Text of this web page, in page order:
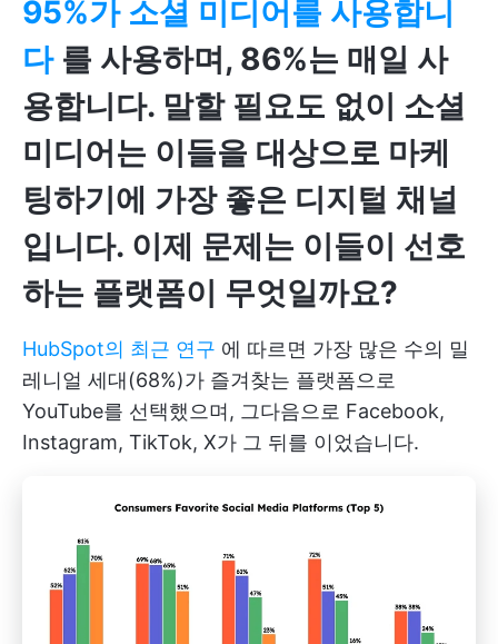
95%가 소셜 미디어를 사용합니
다를 사용하며, 86%는 매일 사
용합니다. 말할 필요도 없이 소셜
미디어는 이들을 대상으로 마케
팅하기에 가장 좋은 디지털 채널
입니다. 이제 문제는 이들이 선호
하는 플랫폼이 무엇일까요?
HubSpot의 최근 연구 에 따르면 가장 많은 수의 밀
레니얼 세대(68%)가 즐겨찾는 플랫폼으로
YouTube를 선택했으며, 그다음으로 Facebook,
Instagram, TikTok, X가 그 뒤를 이었습니다.